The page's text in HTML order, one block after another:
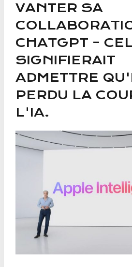
VANTER SA
CHATGPT –
SIGNIFIERAIT
ADMETTRE
PERDU LA
L'IA.